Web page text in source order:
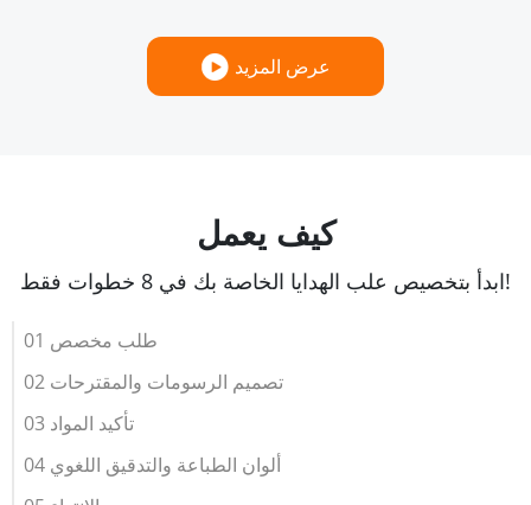
عرض المزيد
كيف يعمل
ابدأ بتخصيص علب الهدايا الخاصة بك في 8 خطوات فقط!
01 طلب مخصص
02 تصميم الرسومات والمقترحات
03 تأكيد المواد
04 ألوان الطباعة والتدقيق اللغوي